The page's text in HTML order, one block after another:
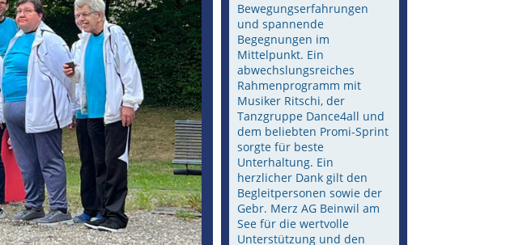
Bewegungserfahrungen
und spannende
Begegnungen im
Mittelpunkt. Ein
abwechslungsreiches
Rahmenprogramm mit
Musiker Ritschi, der
Tanzgruppe Dance4all und
dem beliebten Promi-Sprint
sorgte für beste
Unterhaltung. Ein
herzlicher Dank gilt den
Begleitpersonen sowie der
Gebr. Merz AG Beinwil am
See für die wertvolle
Unterstützung und den